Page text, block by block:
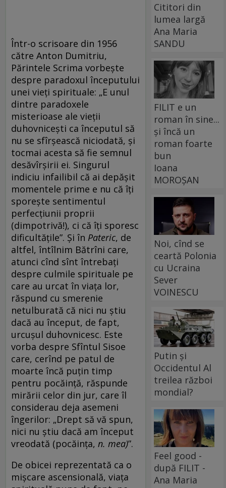
Într-o scrisoare din 1956
către Anton Dumitriu,
Părintele Scrima vorbește
despre paradoxul începutului
unei vieți spirituale: „E unul
dintre paradoxele
misterioase ale vieții
duhovnicești ca începutul să
nu se sfîrșească niciodată, și
tocmai acesta să fie semnul
desăvîrșirii ei. Singurul
indiciu infailibil că ai depășit
momentele prime e nu că îți
sporește sentimentul
perfecțiunii proprii
(dimpotrivă!), ci că îți sporesc
dificultățile”. Și în Pateric, de
altfel, întîlnim Bătrîni care,
atunci cînd sînt întrebați
despre culmile spirituale pe
care au urcat în viața lor,
răspund cu smerenie
netulburată că nici nu știu
dacă au început, de fapt,
urcușul duhovnicesc. Este
vorba despre Sfîntul Sisoe
care, cerînd pe patul de
moarte încă puțin timp
pentru pocăință, răspunde
mirării celor din jur, care îl
considerau deja asemeni
îngerilor: „Drept să vă spun,
nici nu știu dacă am început
vreodată (pocăința, n. mea)”.
De obicei reprezentată ca o
mișcare ascensională, viața
Cititori din
lumea largă
Ana Maria
SANDU
FILIT e un
roman în sine...
și încă un
roman foarte
bun
Ioana
MOROȘAN
Noi, cînd se
ceartă Polonia
cu Ucraina
Sever
VOINESCU
Putin și
Occidentul Al
treilea război
mondial?
Feel good -
după FILIT -
Ana Maria